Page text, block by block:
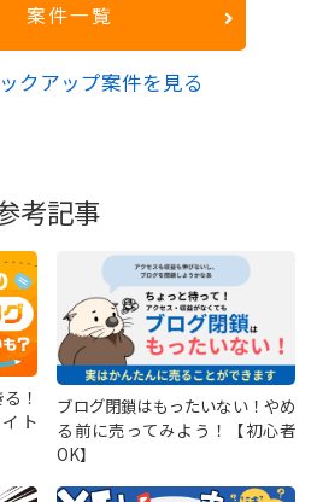
案件一覧
クアップ案件を見る
考記事
！
ト
ブログ閉鎖はもったいない！やめ
る前に売ってみよう！【初心者
OK】